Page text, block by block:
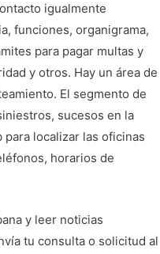
igualmente
funciones, organigrama,
para pagar multas y
y otros. Hay un área de
El segmento de
sucesos en la
para localizar las oficinas
horarios de
y leer noticias
tu consulta o solicitud al